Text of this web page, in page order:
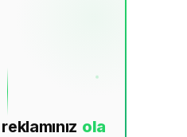
reklamınız ola